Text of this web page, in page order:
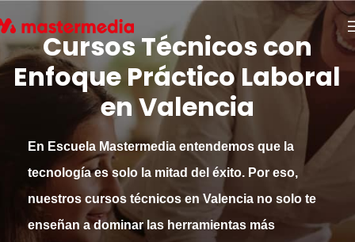
Cursos Técnicos con
Enfoque Práctico Laboral
en Valencia
En Escuela Mastermedia entendemos que la
tecnología es solo la mitad del éxito. Por eso,
nuestros cursos técnicos en Valencia no solo te
enseñan a dominar las herramientas más